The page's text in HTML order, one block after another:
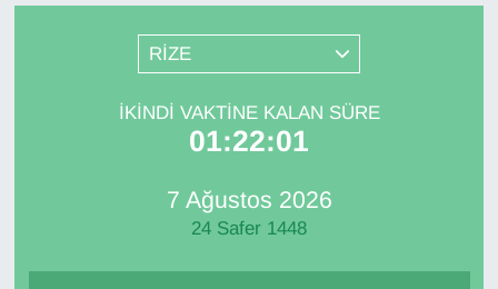
RİZE
İKINDI VAKTINE KALAN SÜRE
01:22:01
7 Ağustos 2026
24 Safer 1448
Son Dakika Haberleri